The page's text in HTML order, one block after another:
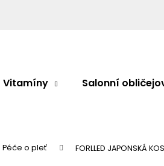
Vitamíny Salonní
Péče o pleť FORLLED JAPONSKÁ